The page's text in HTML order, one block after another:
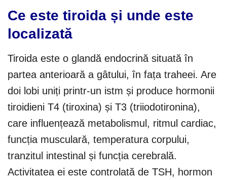
Ce este tiroida și unde este
localizată
Tiroida este o glandă endocrină situată în
partea anterioară a gâtului, în fața traheei. Are
doi lobi uniți printr-un istm și produce hormonii
tiroidieni T4 (tiroxina) și T3 (triiodotironina),
care influențează metabolismul, ritmul cardiac,
funcția musculară, temperatura corpului,
tranzitul intestinal și funcția cerebrală.
Activitatea ei este controlată de TSH, hormon